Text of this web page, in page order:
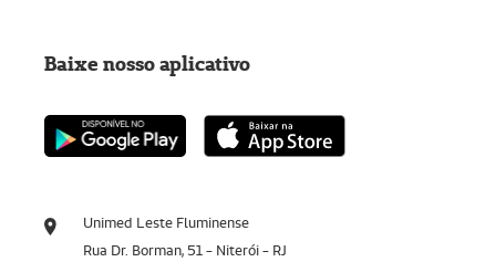
Unimed Leste Fluminense
Rua Dr. Borman, 51 - Niterói - RJ
Baixe nosso aplicativo